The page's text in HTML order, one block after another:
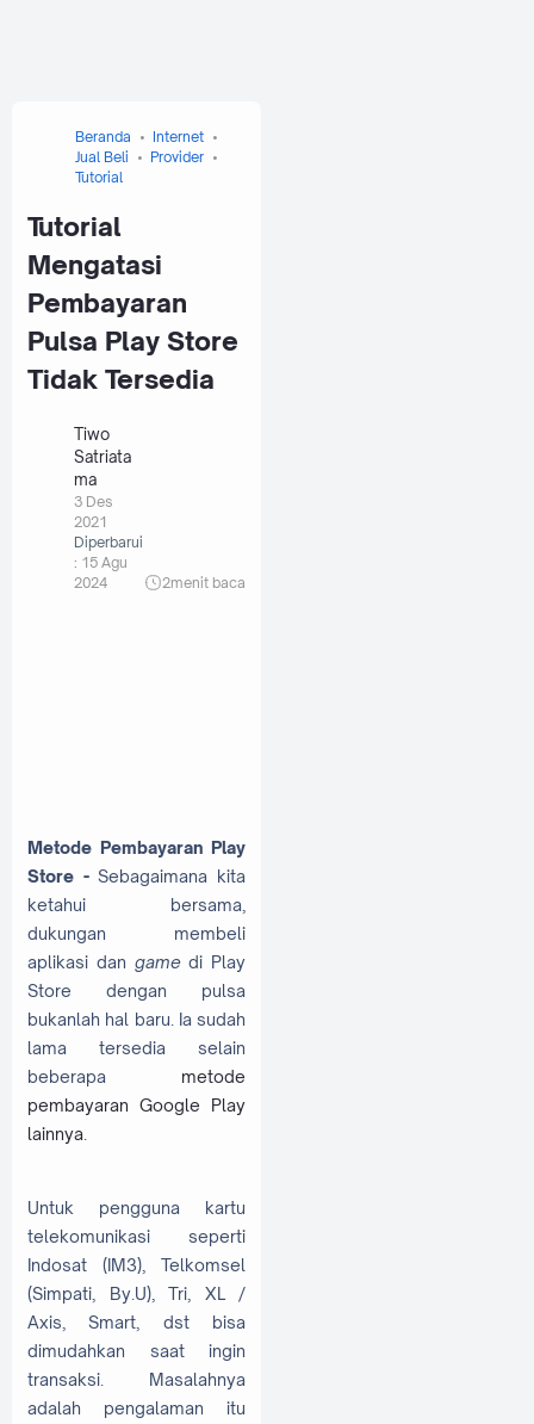
Beranda
Internet
Jual Beli
Provider
Tutorial
Tutorial
Mengatasi
Pembayaran
Pulsa Play Store
Tidak Tersedia
Tiwo
Satriata
ma
3 Des
2021
Diperbarui
: 15 Agu
2024
2menit baca
Metode Pembayaran Play
Store -Sebagaimana kita
ketahui bersama,
dukungan membeli
aplikasi dan gamedi Play
Store dengan pulsa
bukanlah hal baru. Ia sudah
lama tersedia selain
beberapa metode
pembayaran Google Play
lainnya
Untuk pengguna kartu
telekomunikasi seperti
Indosat (IM3), Telkomsel
(Simpati, By.U), Tri, XL /
Axis, Smart, dst bisa
dimudahkan saat ingin
transaksi. Masalahnya
adalah pengalaman itu